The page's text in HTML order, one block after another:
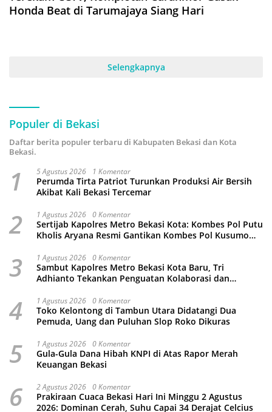
Honda Beat di Tarumajaya Siang Hari
Selengkapnya
Populer di Bekasi
Daftar berita populer terbaru di Kabupaten Bekasi dan Kota
Bekasi.
1 5 Agustus 2026 1 Komentar
Perumda Tirta Patriot Turunkan Produksi Air Bersih
Akibat Kali Bekasi Tercemar
2 1 Agustus 2026 0 Komentar
Sertijab Kapolres Metro Bekasi Kota: Kombes Pol Putu
Kholis Aryana Resmi Gantikan Kombes Pol Kusumo
3 1 Agustus 2026 0 Komentar
Sambut Kapolres Metro Bekasi Kota Baru, Tri
Adhianto Tekankan Penguatan Kolaborasi dan
4 1 Agustus 2026 0 Komentar
Toko Kelontong di Tambun Utara Didatangi Dua
Pemuda, Uang dan Puluhan Slop Roko Dikuras
5 1 Agustus 2026 0 Komentar
Gula-Gula Dana Hibah KNPI di Atas Rapor Merah
Keuangan Bekasi
6 2 Agustus 2026 0 Komentar
Prakiraan Cuaca Bekasi Hari Ini Minggu 2 Agustus
2026: Dominan Cerah, Suhu Capai 34 Derajat Celcius